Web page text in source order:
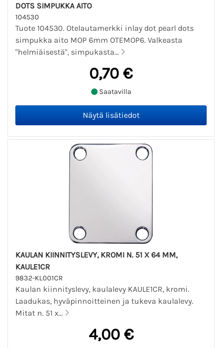
DOTS SIMPUKKA AITO
104530
Tuote 104530. Otelautamerkki inlay dot pearl dots
simpukka aito MOP 6mm OTEMOP6. Valkeasta
"helmiäisestä", simpukasta...
0,70 €
Saatavilla
KAULAN KIINNITYSLEVY, KROMI N. 51 X 64 MM,
KAULE1CR
9832-KL001CR
Kaulan kiinnityslevy, kaulalevy KAULE1CR, kromi.
Laadukas, hyväpinnoitteinen ja tukeva kaulalevy.
Mitat n. 51 x...
4,00 €